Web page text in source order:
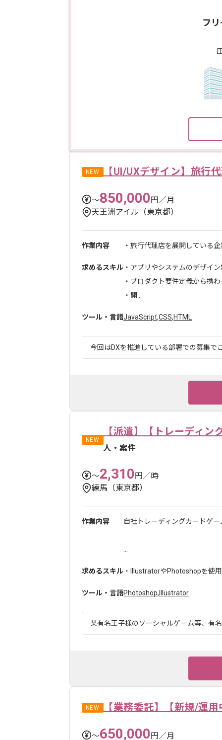
フ
NEW 【UI/UXデザイン】旅行
〜850,000円／月
天王洲アイル（東京都）
作業内容 ・旅行代理店を展開している
求めるスキル ・アプリやシステムのデザイ
・プロダクト要件定義から携
・開...
ツール・言語JavaScript,CSS,HTML
今回はDXを推進している部署での募集で
NEW
【派遣】【トレーディ
人・案件
〜2,310円／時
練馬（東京都）
作業内容 自社トレーディングカードゲ
求めるスキル ・IllustratorやPhotoshopを使
ツール・言語Photoshop, Illustrator
某有名王子様のソーシャルゲーム等、有
NEW 【業務委託】【新規/運
〜650,000円／月